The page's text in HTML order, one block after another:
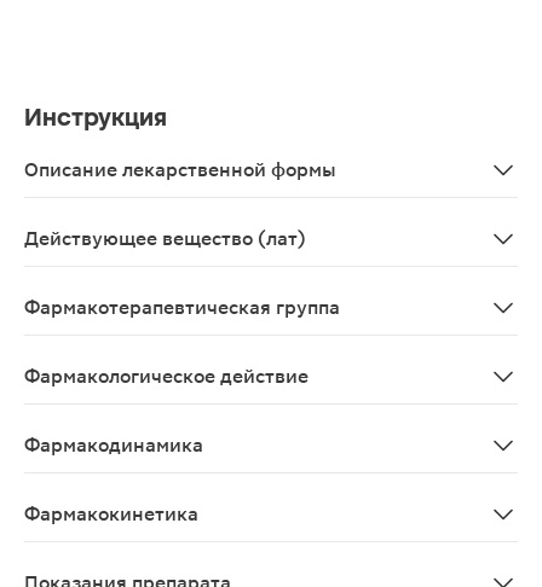
Инструкция
Описание лекарственной формы
Действующее вещество (лат)
Фармакотерапевтическая группа
Фармакологическое действие
Фармакодинамика
Фармакокинетика